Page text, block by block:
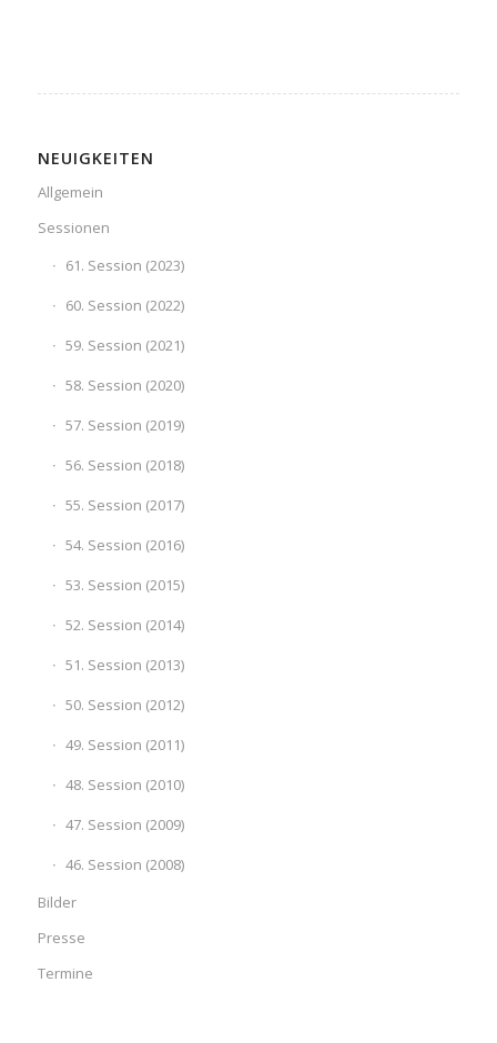
NEUIGKEITEN
Allgemein
Sessionen
61. Session (2023)
60. Session (2022)
59. Session (2021)
58. Session (2020)
57. Session (2019)
56. Session (2018)
55. Session (2017)
54. Session (2016)
53. Session (2015)
52. Session (2014)
51. Session (2013)
50. Session (2012)
49. Session (2011)
48. Session (2010)
47. Session (2009)
46. Session (2008)
Bilder
Presse
Termine